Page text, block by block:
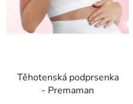
Těhotenská podprsenka
- Premaman